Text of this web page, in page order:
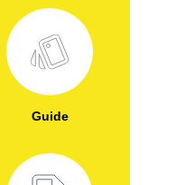
Guide